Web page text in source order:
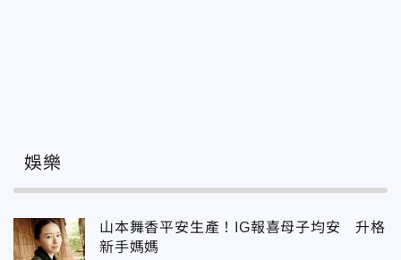
娛樂
山本舞香平安生產！IG報喜母子均安 升格
新手媽媽